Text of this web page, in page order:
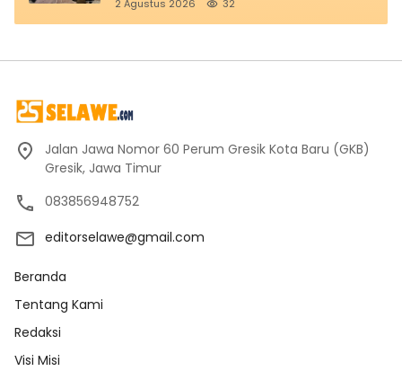
2 Agustus 2026 32
Jalan Jawa Nomor 60 Perum Gresik Kota Baru (GKB)
Gresik, Jawa Timur
083856948752
editorselawe@gmail.com
Beranda
Tentang Kami
Redaksi
Visi Misi